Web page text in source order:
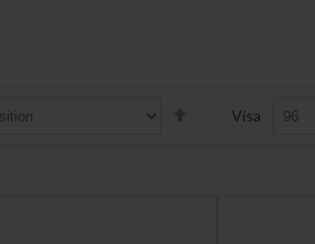
Visa